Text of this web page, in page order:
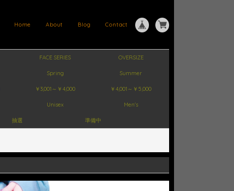
Contact
Blog
About
Home
FACE SERIES OVERSIZE
Spring Summer
￥3,001～￥4,000 ￥4,001～￥5,000
Unisex Men's
抽選 準備中